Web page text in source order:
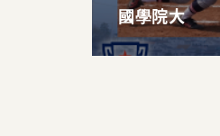
國學院大